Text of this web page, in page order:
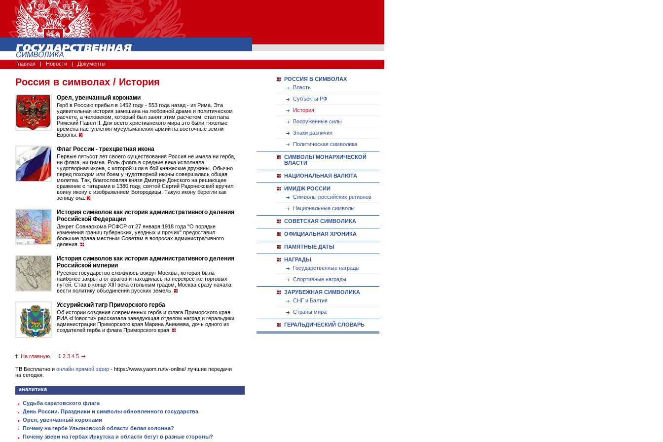
Главная | Новости | Документы
Россия в символах / История
Орел, увенчанный коронами
Герб в Россию прибыл в 1452 году - 553 года назад - из Рима. Эта
удивительная история замешана на любовной драме и политическом
расчете, а человеком, который был занят этим расчетом, стал папа
Римский Павел II. Для всего христианского мира это были тяжелые
времена наступления мусульманских армий на восточные земли
Европы.
Флаг России - трехцветная икона
Первые пятьсот лет своего существования Россия не имела ни герба,
ни флага, ни гимна. Роль флага в средние века исполняла
чудотворная икона, с которой шли в бой княжеские дружины. Обычно
перед походом или боем у чудотворной иконы совершалась общая
молитва. Так, благословляя князя Дмитрия Донского на решающее
сражение с татарами в 1380 году, святой Сергий Радонежский вручил
воину икону с изображением Богородицы. Такую икону берегли как
зеницу ока.
История символов как история административного деления
Российской Федерации
Декрет Совнаркома РСФСР от 27 января 1918 года "О порядке
изменения границ губернских, уездных и прочих" предоставил
большие права местным Советам в вопросах административного
деления.
История символов как история административного деления
Российской империи
Русское государство сложилось вокруг Москвы, которая была
наиболее закрыта от врагов и находилась на перекрестке торговых
путей. Став в конце XIII века стольным градом, Москва сразу начала
вести политику объединения русских земель.
Уссурийский тигр Приморского герба
Об истории создания современных герба и флага Приморского края
РИА «Новости» рассказала заведующая отделом наград и геральдики
администрации Приморского края Марина Аникеева, дочь одного из
создателей герба и флага Приморского края.
На главную 1 2 3 4 5
ТВ Бесплатно и онлайн прямой эфир - https://www.yaom.ru/tv-online/ лучшие передачи
на сегодня.
аналитика
Судьба саратовского флага
День России. Праздники и символы обновленного государства
Орел, увенчанный коронами
Почему на гербе Ульяновской области белая колонна?
Почему звери на гербах Иркутска и области бегут в разные стороны?
РОССИЯ В СИМВОЛАХ
Власть
Субъекты РФ
История
Вооруженные силы
Знаки различия
Политическая символика
СИМВОЛЫ МОНАРХИЧЕСКОЙ
ВЛАСТИ
НАЦИОНАЛЬНАЯ ВАЛЮТА
ИМИДЖ РОССИИ
Символы российских регионов
Национальные символы
СОВЕТСКАЯ СИМВОЛИКА
ОФИЦИАЛЬНАЯ ХРОНИКА
ПАМЯТНЫЕ ДАТЫ
НАГРАДЫ
Государственные награды
Спортивные награды
ЗАРУБЕЖНАЯ СИМВОЛИКА
СНГ и Балтия
Страны мира
ГЕРАЛЬДИЧЕСКИЙ СЛОВАРЬ